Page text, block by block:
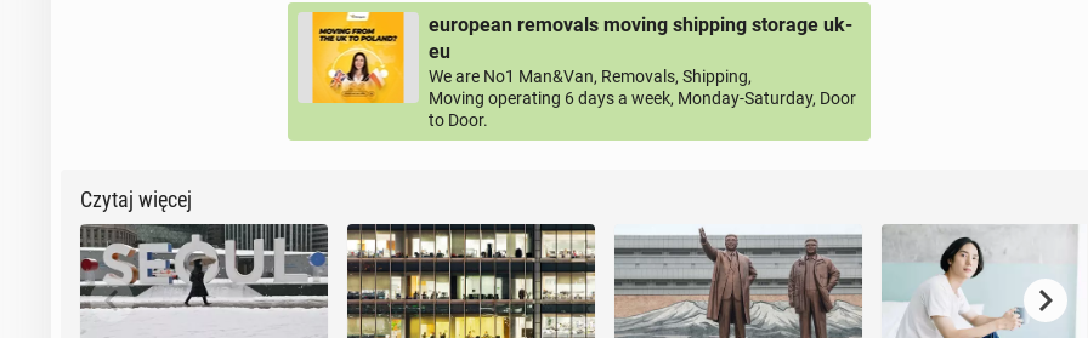
european removals moving shipping storage uk-
eu
We are No1 Man&Van, Removals, Shipping,
Moving operating 6 days a week, Monday-Saturday, Door
to Door.
Czytaj więcej